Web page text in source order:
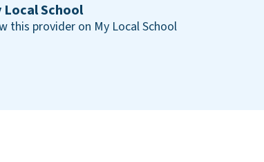
Local School
this provider on My Local School